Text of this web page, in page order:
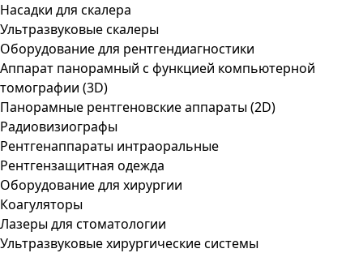
Насадки для скалера
Ультразвуковые скалеры
Оборудование для рентгендиагностики
Аппарат панорамный с функцией компьютерной
томографии (3D)
Панорамные рентгеновские аппараты (2D)
Радиовизиографы
Рентгенаппараты интраоральные
Рентгензащитная одежда
Оборудование для хирургии
Коагуляторы
Лазеры для стоматологии
Ультразвуковые хирургические системы